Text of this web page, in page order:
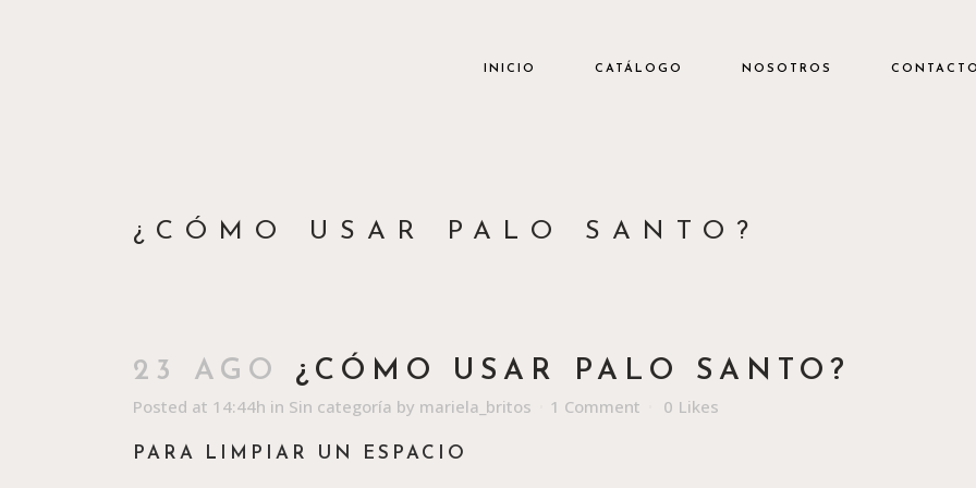
INICIO CATÁLOGO NOSOTROS
¿CÓMO USAR PALO SANTO?
23 AGO ¿CÓMO USAR PALO SANTO?
Posted at 14:44h in Sin categoría by mariela_britos 1 Comment 0 Likes
PARA LIMPIAR UN ESPACIO